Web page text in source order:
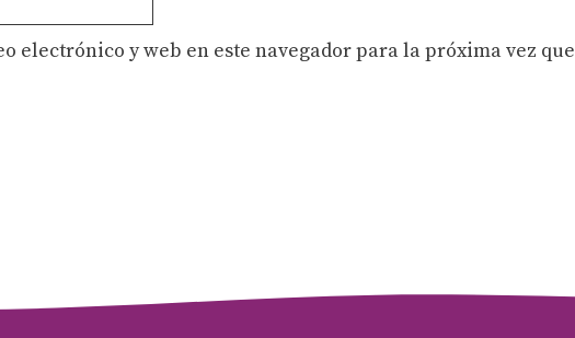
electrónico y web en este navegador para la próxima vez que